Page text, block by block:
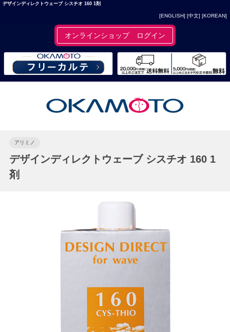
デザインディレクトウェーブ シスチオ 160 1剤
[ENGLISH] [中文] [KOREAN]
オンラインショップ ログイン
アリミノ
デザインディレクトウェーブ シスチオ 160 1
剤